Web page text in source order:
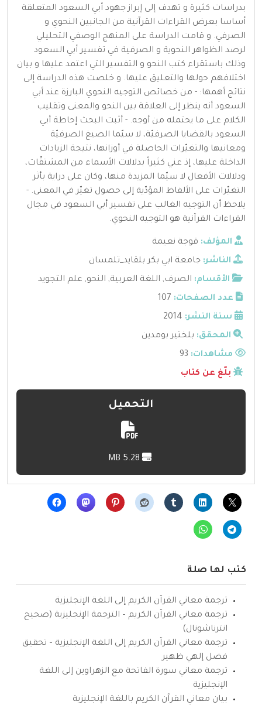
بدراسات كثيرة و تهدف إلى إبراز جهود أبي السعود المتعلقة
أساسا بعرض القراءات القرآنية من الجانبين النحوي و
الصرفي. و قامت الدراسة على المنهج الوصفي التحليلي
لرصد الظواهر النحوية و الصرفية في تفسير أبي السعود
وذلك باستقراء كتب النحو و التفسير التي اعتمد عليها و بيان
اختلافهم حولها والتعليق عليها. و خلصت هذه الدراسة إلى
نتائج أهمها: - من خصائص التوجيه النحوي البارزة عند أبي
السعود أنه ينظر إلى العلاقة بين النحو والمعنى وتقليب
الكلام على ما يحتمله من أوجه. - أثبت البحث إحاطة أبي
السعود بالقضايا الصرفيّة، لا سيّما الصيغ الصرفيّة
ومعانيها والتغيّرات الحاصلة في أوزانها، نتيجة الزيادات
الداخلة عليها، إذ عني كثيراً بدلالات الأسماء من المشتقّات،
ودلالات الأفعال لا سيّما المزيدة منها، وكان على دراية بأثر
التغيّرات على الألفاظ المؤدّية إلى حصول تغيّر في المعنى. -
يلاحظ أن التوجيه الغالب على تفسير أبي السعود في مجال
القراءات القرآنية هو التوجيه النحوي.
المؤلف: قوجة نعيمة
الناشر: جامعة ابي بكر بلقايد_تلمسان
الأقسام: الصرف, اللغة العربية, النحو, علم التجويد
عدد الصفحات: 107
سنة النشر: 2014
المحقق: بلختير بومدين
مشاهدات:
بلّغ عن كتاب
التحميل
كتب لها صلة
ترجمة معاني القرآن الكريم إلى اللغة الإنجليزية
ترجمة معاني القرآن الكريم – الترجمة الإنجليزية (صحيح
انترناشونال)
ترجمة معاني القرآن الكريم إلى اللغة الإنجليزية – تحقيق
فضل إلهي ظهير
ترجمة معاني سورة الفاتحة مع الزهراوين إلى اللغة
الإنجليزية
بيان معاني القرآن الكريم باللغة الإنجليزية